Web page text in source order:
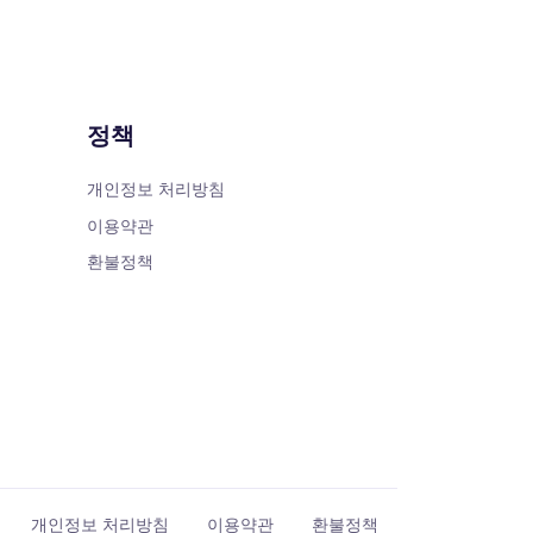
정책
개인정보 처리방침
이용약관
환불정책
개인정보 처리방침 이용약관 환불정책